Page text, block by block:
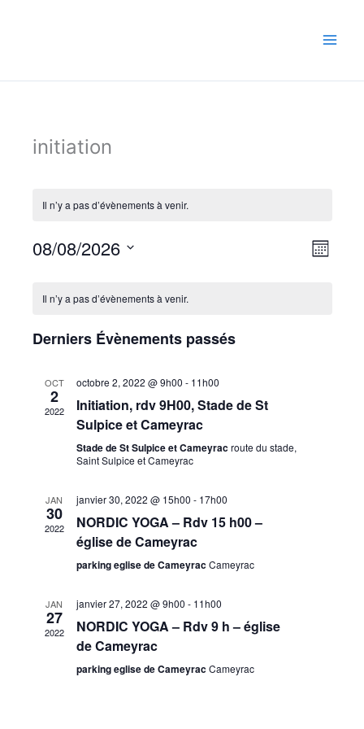
initiation
Il n’y a pas d’évènements à venir.
par
de
Mois
08/08/2026
une
deIl n’y a pas d’évènements à venir.
Derniers Évènements passés
OCT
2
2022
octobre 2, 2022 @ 9h00 - 11h00
Initiation, rdv 9H00, Stade de St
Sulpice et Cameyrac
Stade de St Sulpice et Cameyracroute du stade,
Saint Sulpice et Cameyrac
JAN
30
2022
janvier 30, 2022 @ 15h00 - 17h00
NORDIC YOGA – Rdv 15 h00 –
église de Cameyrac
parking eglise de CameyracCameyrac
JAN
27
2022
janvier 27, 2022 @ 9h00 - 11h00
NORDIC YOGA – Rdv 9 h – église
de Cameyrac
parking eglise de CameyracCameyrac